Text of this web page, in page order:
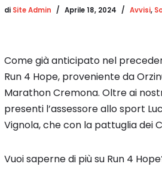
di Site Admin Aprile 18, 2024 Avvisi,
Come già anticipato nel
Run 4 Hope, proveniente da
Marathon Cremona. Oltre ai
presenti l’assessore allo sport
Vignola, che con la pattuglia dei
Vuoi saperne di più su Run 4